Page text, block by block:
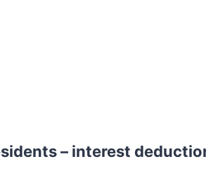
– interest